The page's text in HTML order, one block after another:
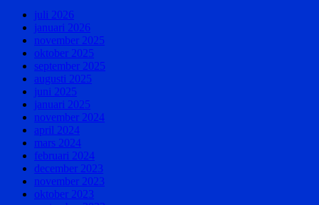
juli 2026
januari 2026
november 2025
oktober 2025
september 2025
augusti 2025
juni 2025
januari 2025
november 2024
april 2024
mars 2024
februari 2024
december 2023
november 2023
oktober 2023